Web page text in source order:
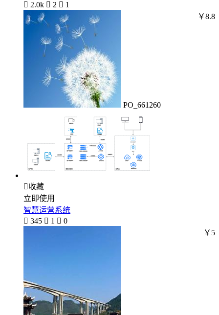
 2.0k  2  1
PO_661260
￥8.8
收藏
立即使用
智慧运营系统
 345  1  0
￥5